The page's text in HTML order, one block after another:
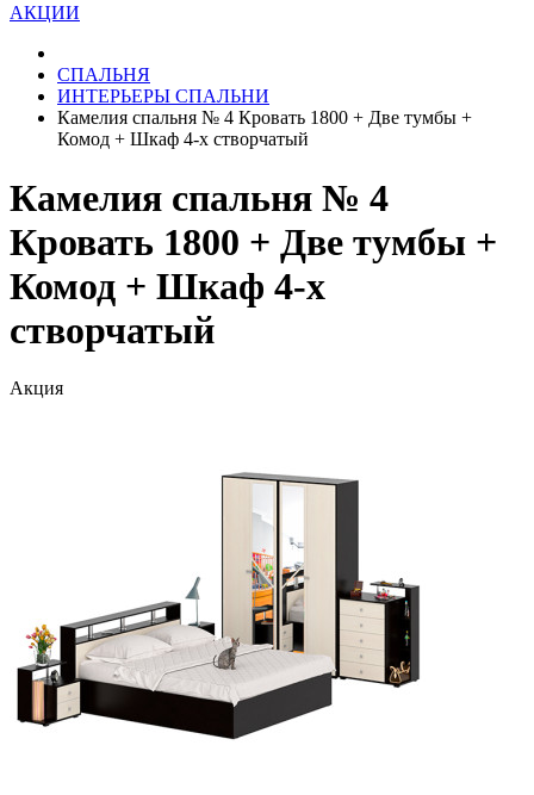
АКЦИИ
СПАЛЬНЯ
ИНТЕРЬЕРЫ СПАЛЬНИ
Камелия спальня № 4 Кровать 1800 + Две тумбы +
Комод + Шкаф 4-х створчатый
Камелия спальня № 4
Кровать 1800 + Две тумбы +
Комод + Шкаф 4-х
створчатый
Акция